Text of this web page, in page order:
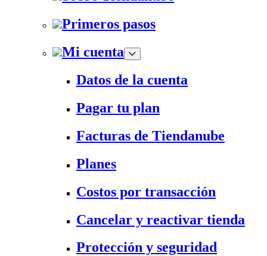
Primeros pasos
Mi cuenta
Datos de la cuenta
Pagar tu plan
Facturas de Tiendanube
Planes
Costos por transacción
Cancelar y reactivar tienda
Protección y seguridad